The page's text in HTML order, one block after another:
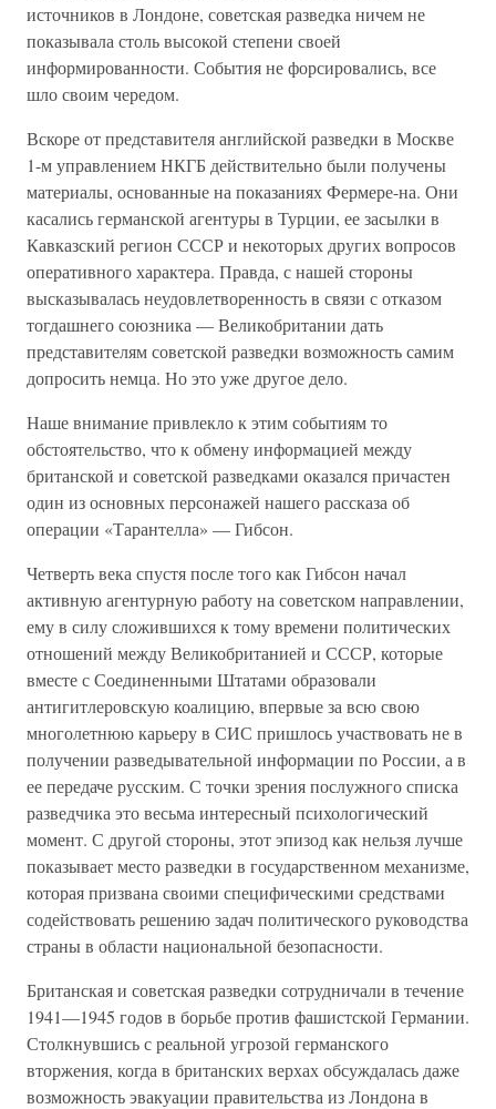
источников в Лондоне, советская разведка ничем не
показывала столь высокой степени своей
информированности. События не форсировались, все
шло своим чередом.
Вскоре от представителя английской разведки в Москве
1-м управлением НКГБ действительно были получены
материалы, основанные на показаниях Фермере-на. Они
касались германской агентуры в Турции, ее засылки в
Кавказский регион СССР и некоторых других вопросов
оперативного характера. Правда, с нашей стороны
высказывалась неудовлетворенность в связи с отказом
тогдашнего союзника — Великобритании дать
представителям советской разведки возможность самим
допросить немца. Но это уже другое дело.
Наше внимание привлекло к этим событиям то
обстоятельство, что к обмену информацией между
британской и советской разведками оказался причастен
один из основных персонажей нашего рассказа об
операции «Тарантелла» — Гибсон.
Четверть века спустя после того как Гибсон начал
активную агентурную работу на советском направлении,
ему в силу сложившихся к тому времени политических
отношений между Великобританией и СССР, которые
вместе с Соединенными Штатами образовали
антигитлеровскую коалицию, впервые за всю свою
многолетнюю карьеру в СИС пришлось участвовать не в
получении разведывательной информации по России, а в
ее передаче русским. С точки зрения послужного списка
разведчика это весьма интересный психологический
момент. С другой стороны, этот эпизод как нельзя лучше
показывает место разведки в государственном механизме,
которая призвана своими специфическими средствами
содействовать решению задач политического руководства
страны в области национальной безопасности.
Британская и советская разведки сотрудничали в течение
1941—1945 годов в борьбе против фашистской Германии.
Столкнувшись с реальной угрозой германского
вторжения, когда в британских верхах обсуждалась даже
возможность эвакуации правительства из Лондона в